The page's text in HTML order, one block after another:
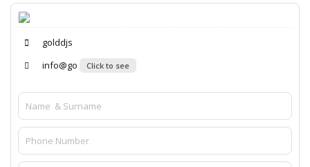
golddjs
info@go
Click to see